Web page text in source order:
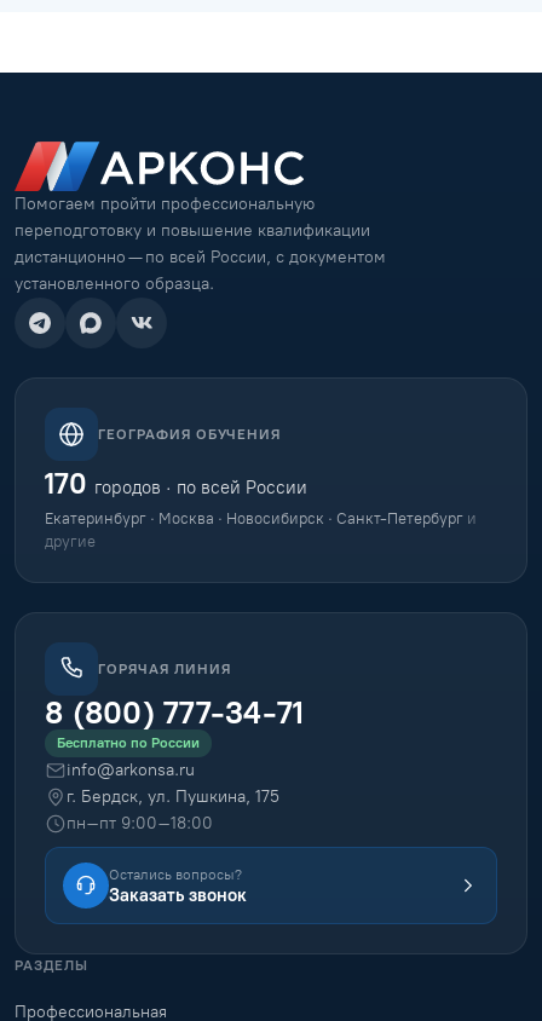
Помогаем пройти профессиональную
переподготовку и повышение квалификации
дистанционно — по всей России, с документом
установленного образца.
ГЕОГРАФИЯ ОБУЧЕНИЯ
170 городов · по всей России
Екатеринбург · Москва · Новосибирск · Санкт-Петербург и
другие
ГОРЯЧАЯ ЛИНИЯ
8 (800) 777-34-71
Бесплатно по России
info@arkonsa.ru
г. Бердск, ул. Пушкина, 175
пн–пт 9:00–18:00
Остались вопросы?
Заказать звонок
РАЗДЕЛЫ
Профессиональная